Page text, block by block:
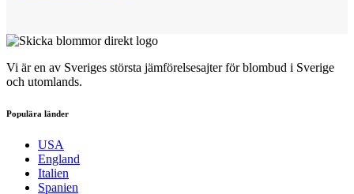
Vi är en av Sveriges största jämförelsesajter för blombud i Sverige
och utomlands.
Populära länder
USA
England
Italien
Spanien